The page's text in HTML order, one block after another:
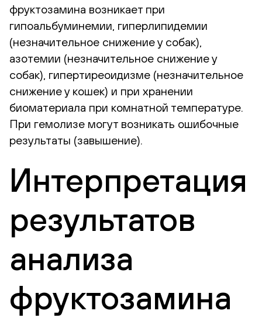
фруктозамина возникает при
гипоальбуминемии, гиперлипидемии
(незначительное снижение у собак),
азотемии (незначительное снижение у
собак), гипертиреоидизме (незначительное
снижение у кошек) и при хранении
биоматериала при комнатной температуре.
При гемолизе могут возникать ошибочные
результаты (завышение).
Интерпретация
результатов
анализа
фруктозамина